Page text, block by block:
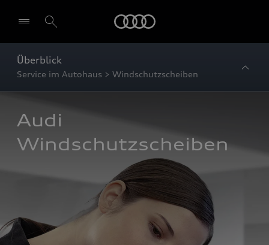
Überblick
Service im Autohaus > Windschutzscheiben
Audi
Windschutzscheiben